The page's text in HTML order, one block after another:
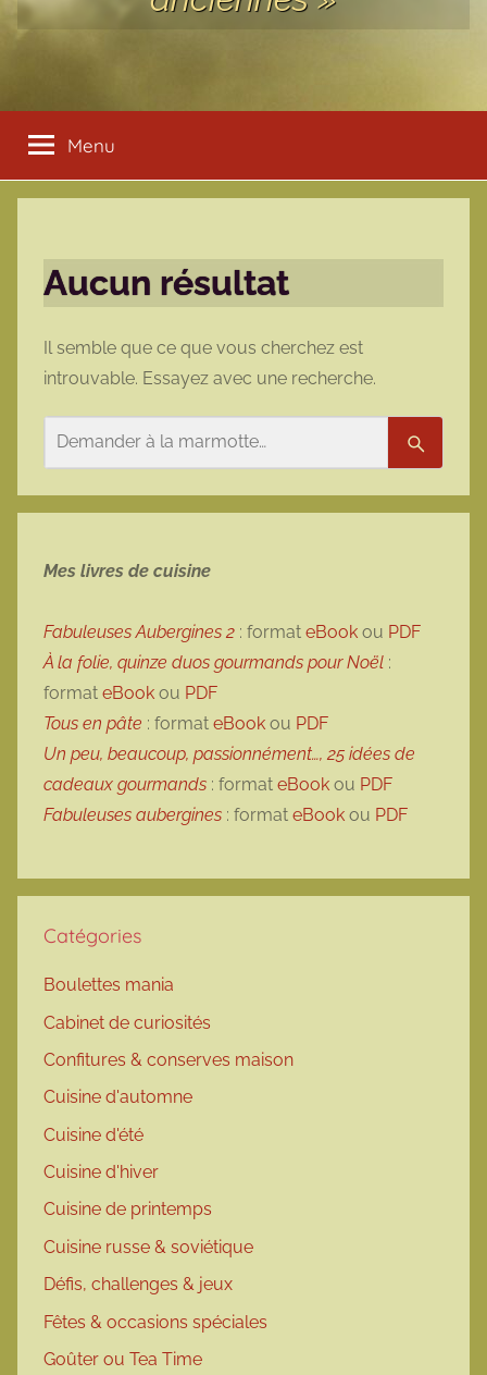
Menu
Aucun résultat
Il semble que ce que vous cherchez est
introuvable. Essayez avec une recherche.
Mes livres de cuisine
Fabuleuses Aubergines 2 : format eBook ou PDF
À la folie, quinze duos gourmands pour Noël :
format eBook ou PDF
Tous en pâte : format eBook ou PDF
Un peu, beaucoup, passionnément…, 25 idées de
cadeaux gourmands : format eBook ou PDF
Fabuleuses aubergines : format eBook ou PDF
Catégories
Boulettes mania
Cabinet de curiosités
Confitures & conserves maison
Cuisine d'automne
Cuisine d'été
Cuisine d'hiver
Cuisine de printemps
Cuisine russe & soviétique
Défis, challenges & jeux
Fêtes & occasions spéciales
Goûter ou Tea Time